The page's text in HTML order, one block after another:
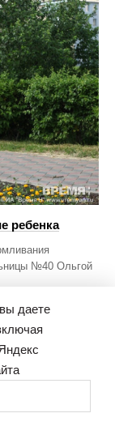
ребенка
№40 Ольгой
даете